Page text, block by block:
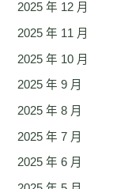
2025 年 12 月
2025 年 11 月
2025 年 10 月
2025 年 9 月
2025 年 8 月
2025 年 7 月
2025 年 6 月